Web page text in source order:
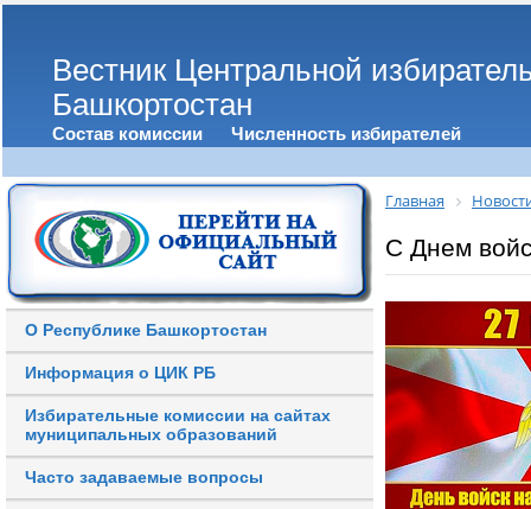
Вестник Центральной
Башкортостан
Состав комиссии Численность избирателей
О Республике Башкортостан
Информация о ЦИК РБ
Избирательные комиссии на сайтах
муниципальных образований
Часто задаваемые вопросы
Главная
С Днем